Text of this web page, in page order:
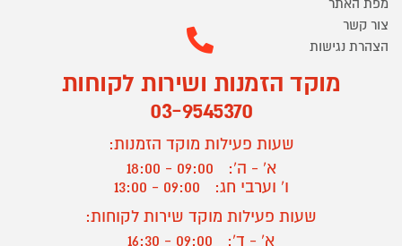
מפת האתר
צור קשר
הצהרת נגישות
מוקד הזמנות ושירות לקוחות
03-9545370
שעות פעילות מוקד הזמנות:
א' - ה':
09:00 - 18:00
ו' וערבי חג:
09:00 - 13:00
שעות פעילות מוקד שירות לקוחות:
א' - ד':
09:00 - 16:30